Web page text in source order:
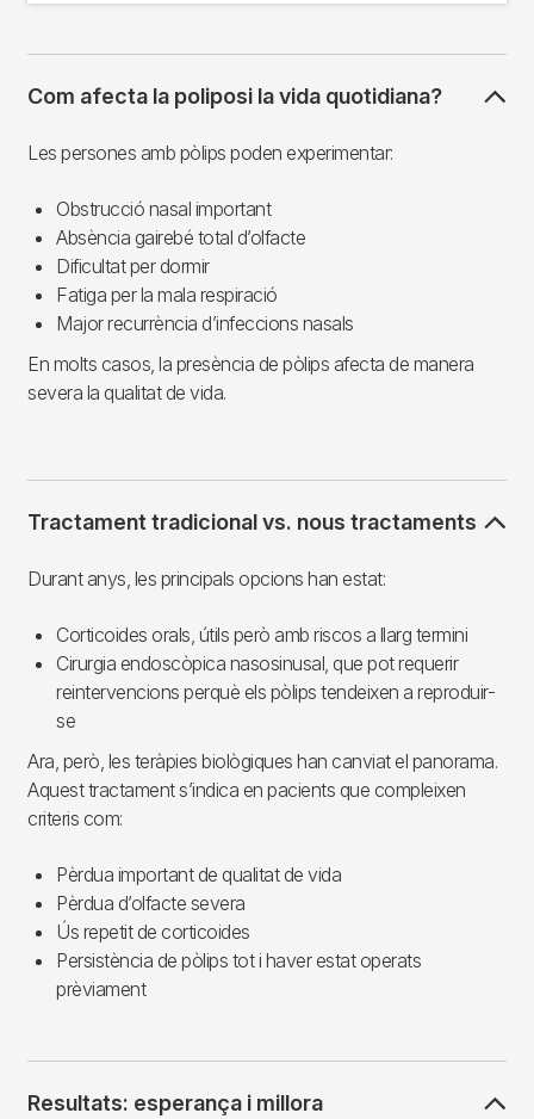
Com afecta la poliposi la vida quotidiana?
Les persones amb pòlips poden experimentar:
Obstrucció nasal important
Absència gairebé total d’olfacte
Dificultat per dormir
Fatiga per la mala respiració
Major recurrència d’infeccions nasals
En molts casos, la presència de pòlips afecta de manera
severa la qualitat de vida.
Tractament tradicional vs. nous tractaments
Durant anys, les principals opcions han estat:
Corticoides orals, útils però amb riscos a llarg termini
Cirurgia endoscòpica nasosinusal, que pot requerir
reintervencions perquè els pòlips tendeixen a reproduir-
se
Ara, però, les teràpies biològiques han canviat el panorama.
Aquest tractament s’indica en pacients que compleixen
criteris com:
Pèrdua important de qualitat de vida
Pèrdua d’olfacte severa
Ús repetit de corticoides
Persistència de pòlips tot i haver estat operats
prèviament
Resultats: esperança i millora